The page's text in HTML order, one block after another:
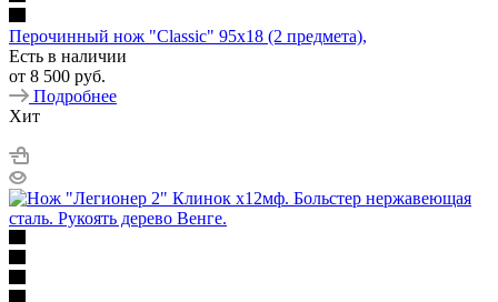
Перочинный нож "Classic" 95х18 (2 предмета),
Есть в наличии
от 8 500 руб.
Подробнее
Хит